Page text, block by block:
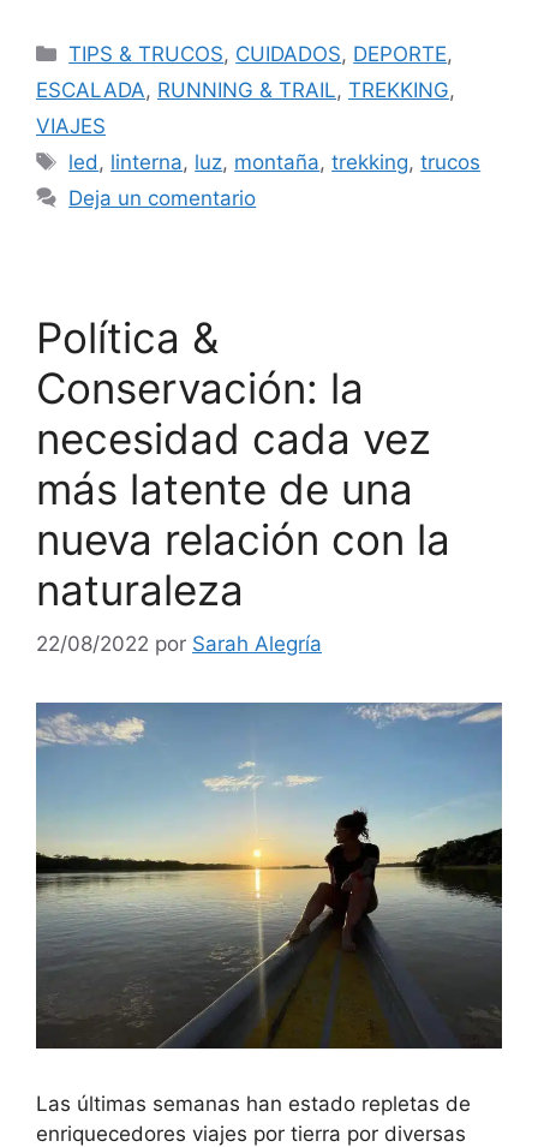
TIPS & TRUCOS, CUIDADOS, DEPORTE,
ESCALADA, RUNNING & TRAIL, TREKKING,
VIAJES
led, linterna, luz, montaña,trekking,trucos
Deja un comentario
Política &
Conservación: la
necesidad cada vez
más latente de una
nueva relación con la
naturaleza
22/08/2022 por Sarah Alegría
Las últimas semanas han estado repletas de
enriquecedores viajes por tierra por diversas